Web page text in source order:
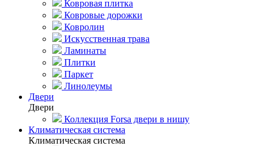
Ковровая плитка
Ковровые дорожки
Ковролин
Искусственная трава
Ламинаты
Плитки
Паркет
Линолеумы
Двери
Двери
Коллекция Forsa двери в нишу
Климатическая система
Климатическая система